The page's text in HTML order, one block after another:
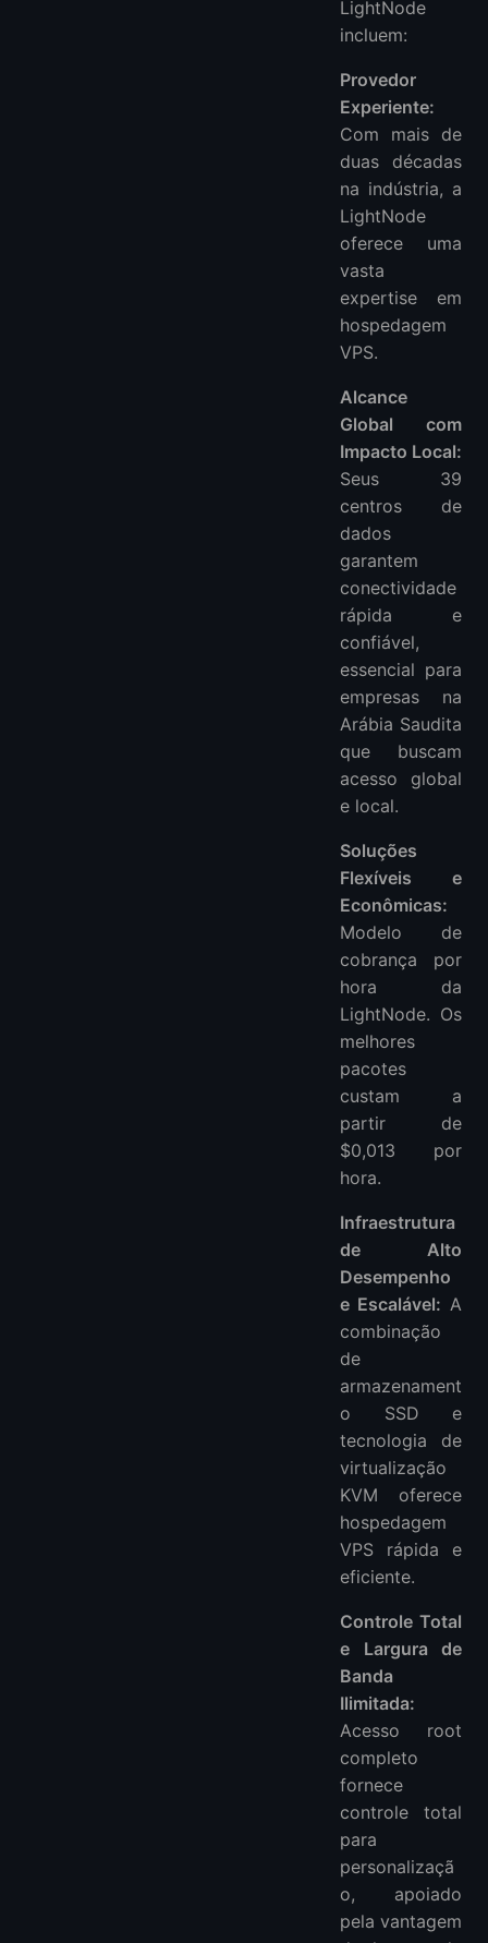
LightNode
incluem:
Provedor
Experiente:
Com mais de
duas décadas
na indústria, a
LightNode
oferece uma
vasta
expertise em
hospedagem
VPS.
Alcance
Global com
Impacto Local:
Seus 39
centros de
dados
garantem
conectividade
rápida e
confiável,
essencial para
empresas na
Arábia Saudita
que buscam
acesso global
e local.
Soluções
Flexíveis e
Econômicas:
Modelo de
cobrança por
hora da
LightNode. Os
melhores
pacotes
custam a
partir de
$0,013 por
hora.
Infraestrutura
de Alto
Desempenho
e Escalável: A
combinação
de
armazenament
o SSD e
tecnologia de
virtualização
KVM oferece
hospedagem
VPS rápida e
eficiente.
Controle Total
e Largura de
Banda
Ilimitada:
Acesso root
completo
fornece
controle total
para
personalizaçã
o, apoiado
pela vantagem